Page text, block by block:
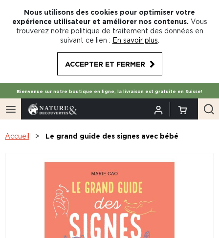
Nous utilisons des cookies pour optimiser votre
expérience utilisateur et améliorer nos contenus. Vous
trouverez notre politique de traitement des données en
suivant ce lien : En savoir plus
ACCEPTER ET FERMER
Bienvenue sur notre boutique en ligne, la livraison est gratuite en Suisse!
Accueil Le grand guide des signes avec bébé